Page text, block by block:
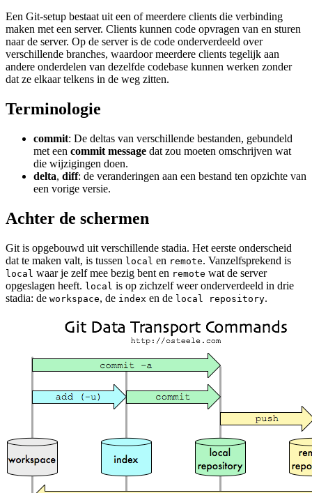
Een Git-setup bestaat uit een of meerdere clients die verbinding
maken met een server. Clients kunnen code opvragen van en sturen
naar de server. Op de server is de code onderverdeeld over
verschillende branches, waardoor meerdere clients tegelijk aan
andere onderdelen van dezelfde codebase kunnen werken zonder
dat ze elkaar telkens in de weg zitten.
Terminologie
commit: De deltas van verschillende bestanden, gebundeld
met een commit message dat zou moeten omschrijven wat
die wijzigingen doen.
delta, diff: de veranderingen aan een bestand ten opzichte van
een vorige versie.
Achter de schermen
Git is opgebouwd uit verschillende stadia. Het eerste onderscheid
dat te maken valt, is tussen local en remote. Vanzelfsprekend is
local waar je zelf mee bezig bent en remote wat de server
opgeslagen heeft. local is op zichzelf weer onderverdeeld in drie
stadia: de workspace, de index en de local repository.